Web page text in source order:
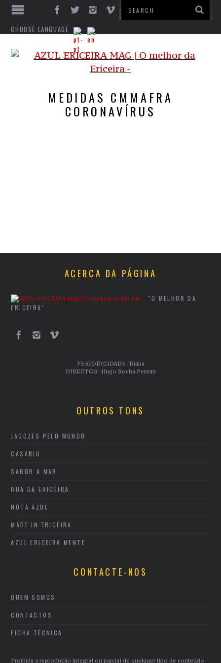
CHOOSE LANGUAGE
MEDIDAS CMMAFRA
CORONAVÍRUS
ACERCA DA PÁGINA
"O MELHOR DA
ERICEIRA"
PERIODICIDADE: Diária
DIRECTOR: Hugo Rocha Pereira
OUTROS TONS
JAGOZES PELO MUNDO
CASARIO
SABOR A MAR
RUA DA ERICEIRA
NOTA AZUL
MADE IN ERICEIRA
AZUL ERICEIRA MENTE
CONTACTE-NOS
QUEM SOMOS
CONTACTOS
FICHA TÉCNICA
Proibida a reprodução integral ou parcial de qualquer tipo de conteúdo